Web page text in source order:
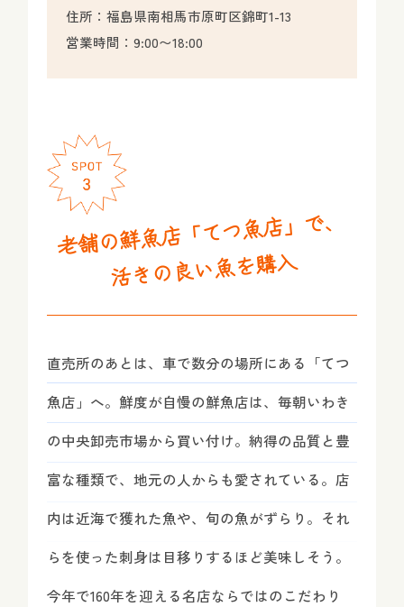
住所：福島県南相馬市原町区錦町1-13
営業時間：9:00〜18:00
老舗の鮮魚店「てつ魚店」で、
活きの良い魚を購入
直売所のあとは、車で数分の場所にある「てつ
魚店」へ。鮮度が自慢の鮮魚店は、毎朝いわき
の中央卸売市場から買い付け。納得の品質と豊
富な種類で、地元の人からも愛されている。店
内は近海で獲れた魚や、旬の魚がずらり。それ
らを使った刺身は目移りするほど美味しそう。
今年で160年を迎える名店ならではのこだわり